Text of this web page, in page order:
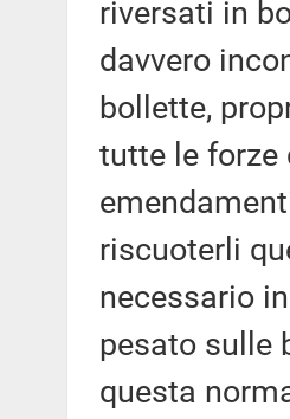
riversati in
davvero
bollette,
tutte le forze
riscuoterli
necessario
pesato sulle
questa